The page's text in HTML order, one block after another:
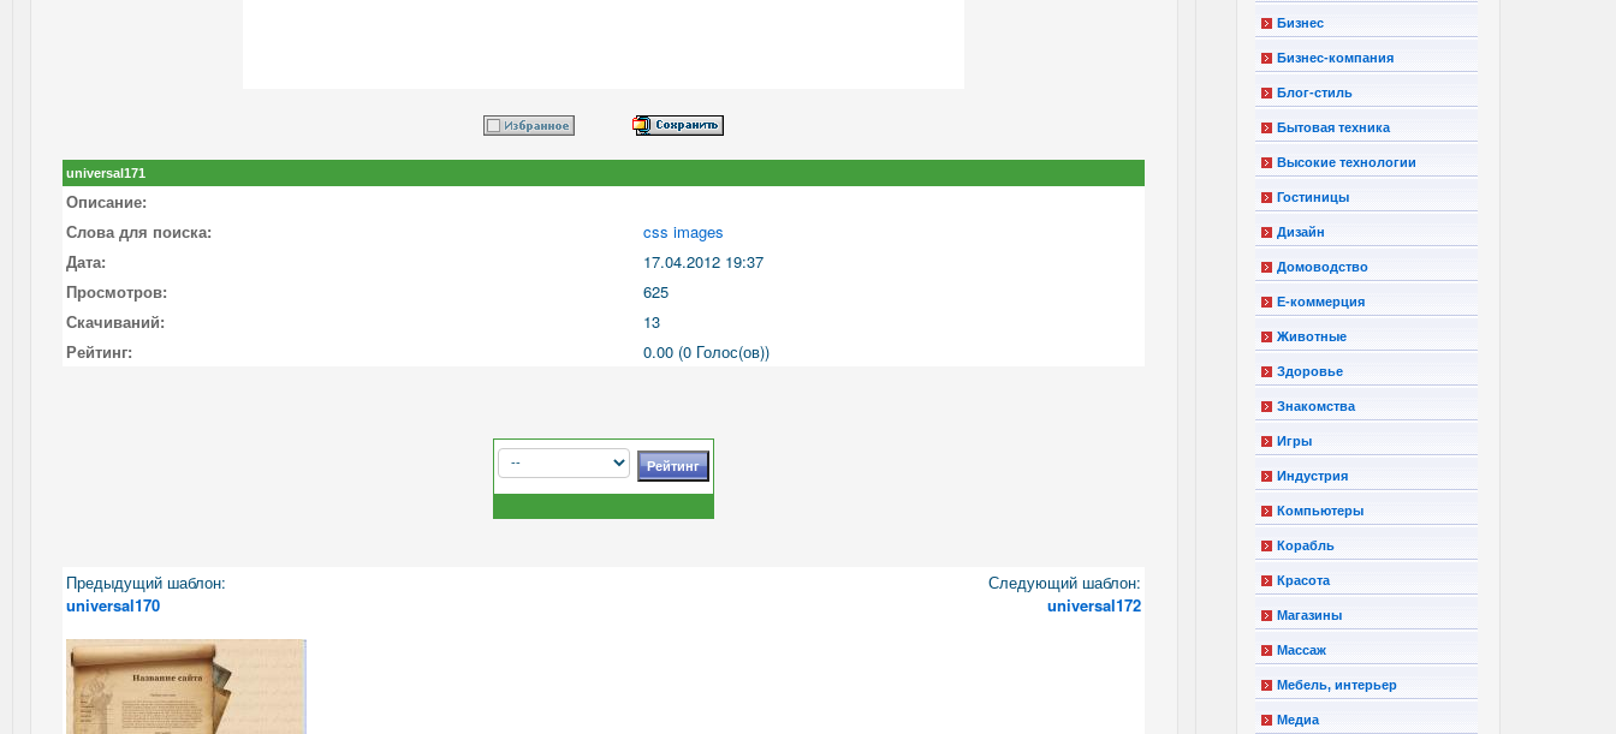
universal171
Описание:
Слова для поиска:
css images
Дата:
17.04.2012 19:37
Просмотров:
625
Скачиваний:
13
Рейтинг:
0.00 (0 Голос(ов))
Предыдущий шаблон:
universal170
Следующий шаблон:
universal172
Бизнес
Бизнес-компания
Блог-стиль
Бытовая техника
Высокие технологии
Гостиницы
Дизайн
Домоводство
Е-коммерция
Животные
Здоровье
Знакомства
Игры
Индустрия
Компьютеры
Корабль
Красота
Магазины
Массаж
Мебель, интерьер
Медиа